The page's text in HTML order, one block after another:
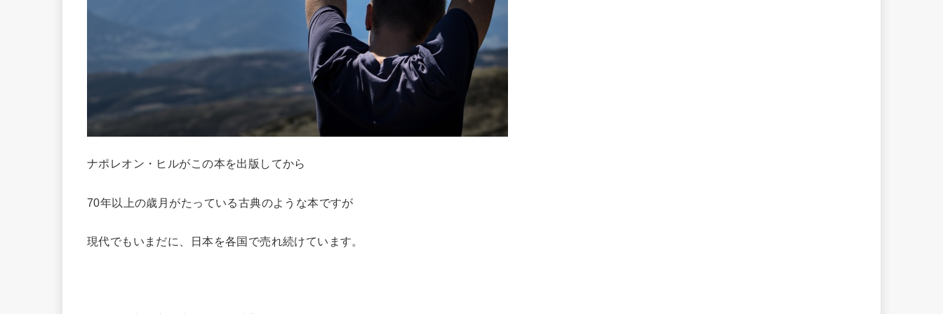
ナポレオン・ヒルがこの本を出版してから
70年以上の歳月がたっている古典のような本ですが
現代でもいまだに、日本を各国で売れ続けています。